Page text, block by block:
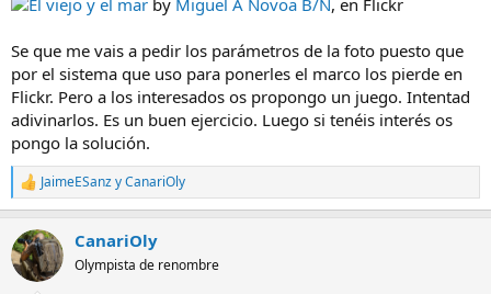
l
t
e
m
a
o
Se que me vais a pedir los parámetros de la foto puesto que
por el sistema que uso para ponerles el marco los pierde en
Flickr. Pero a los interesados os propongo un juego. Intentad
adivinarlos. Es un buen ejercicio. Luego si tenéis interés os
pongo la solución.
R
e
c
c
i
JaimeESanzyCanariOly
CanariOly
Olympista de renombre